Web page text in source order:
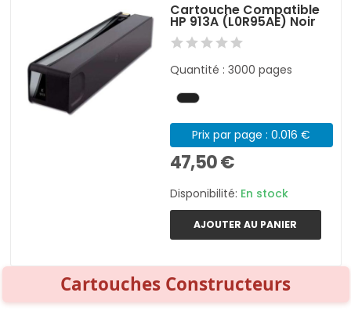
Cartouche Compatible
HP 913A (L0R95AE) Noir
Quantité : 3000 pages
Prix par page : 0.016 €
47,50 €
Disponibilité: En stock
AJOUTER AU PANIER
Cartouches Constructeurs